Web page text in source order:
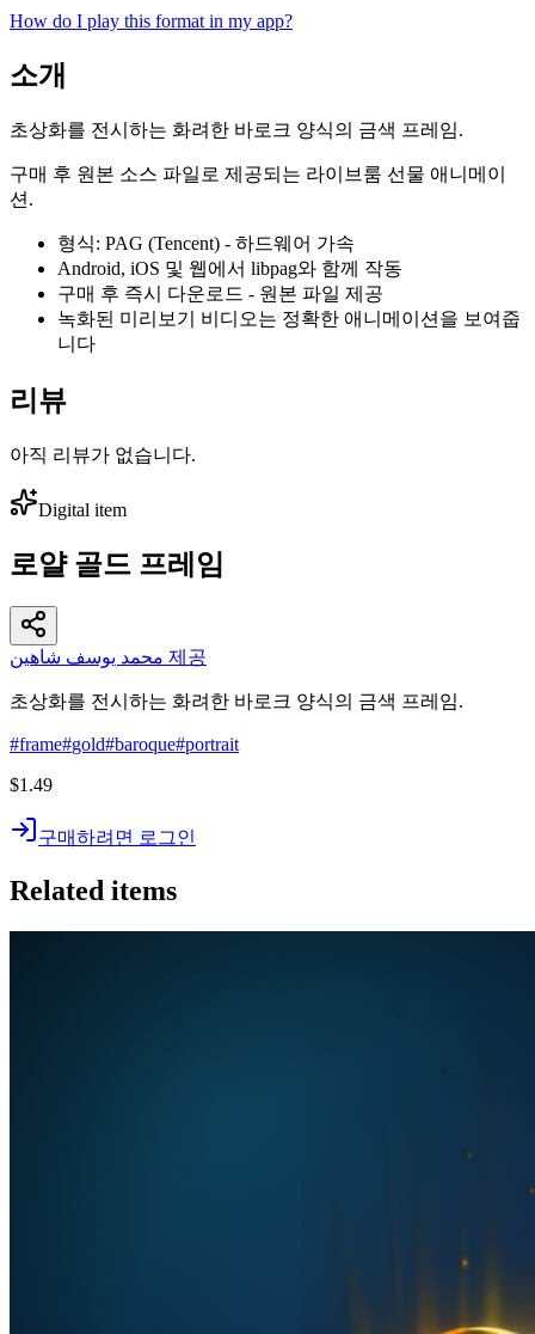
How do I play this format in my app?
소개
초상화를 전시하는 화려한 바로크 양식의 금색 프레임.
구매 후 원본 소스 파일로 제공되는 라이브룸 선물 애니메이
션.
형식: PAG (Tencent) - 하드웨어 가속
Android, iOS 및 웹에서 libpag와 함께 작동
구매 후 즉시 다운로드 - 원본 파일 제공
녹화된 미리보기 비디오는 정확한 애니메이션을 보여줍
니다
리뷰
아직 리뷰가 없습니다.
Digital item
로얄 골드 프레임
محمد يوسف شاهين 제공
초상화를 전시하는 화려한 바로크 양식의 금색 프레임.
#frame#gold#baroque#portrait
$1.49
구매하려면 로그인
Related items